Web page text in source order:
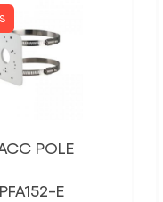
POLE
E